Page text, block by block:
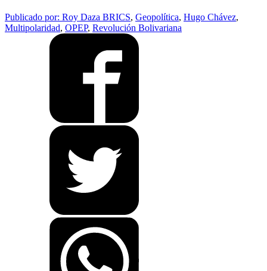
Publicado por: Roy Daza BRICS, Geopolítica, Hugo Chávez,
Multipolaridad, OPEP, Revolución Bolivariana